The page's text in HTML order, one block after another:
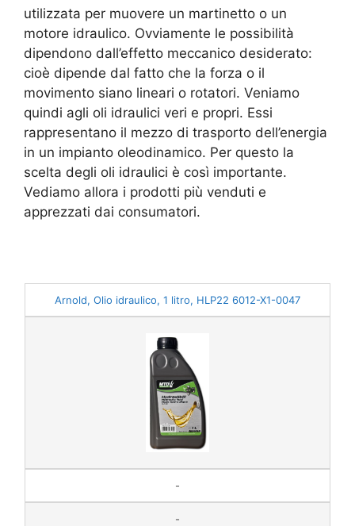
utilizzata per muovere un martinetto o un
motore idraulico. Ovviamente le possibilità
dipendono dall’effetto meccanico desiderato:
cioè dipende dal fatto che la forza o il
movimento siano lineari o rotatori. Veniamo
quindi agli oli idraulici veri e propri. Essi
rappresentano il mezzo di trasporto dell’energia
in un impianto oleodinamico. Per questo la
scelta degli oli idraulici è così importante.
Vediamo allora i prodotti più venduti e
apprezzati dai consumatori.
Arnold, Olio idraulico, 1 litro, HLP22 6012-X1-0047
-
-